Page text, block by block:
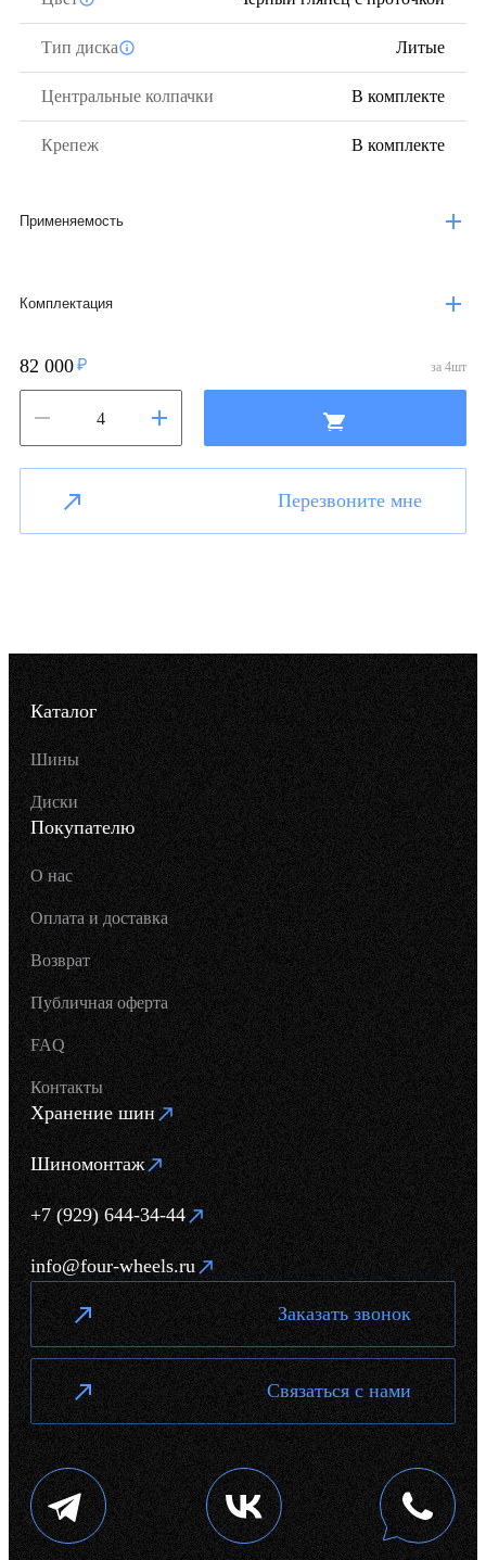
Тип диска Литые
Центральные колпачки В комплекте
Крепеж В комплекте
Применяемость
Комплектация
82 000 за 4шт
Перезвоните мне
Каталог
Шины
Диски
Покупателю
О нас
Оплата и доставка
Возврат
Публичная оферта
FAQ
Контакты
Хранение шин
Шиномонтаж
+7 (929) 644-34-44
info@four-wheels.ru
Заказать звонок
Связаться с нами